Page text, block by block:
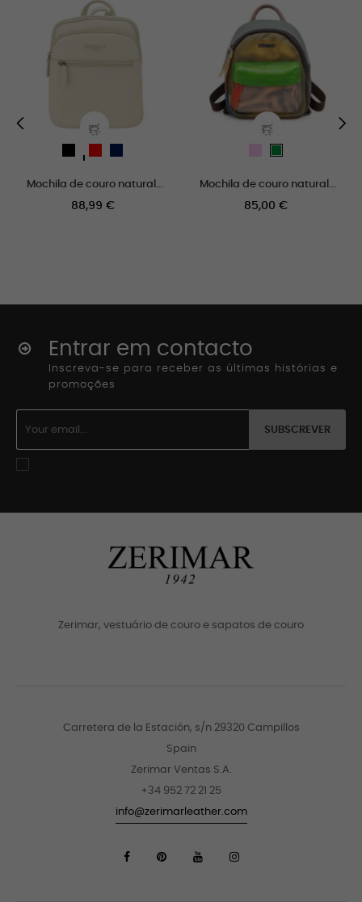
negrorojo azul_marino
Mochila de couro natural...
88,99 €
rosaverde
Mochila de couro natural...
85,00 €
Entrar em contacto
Inscreva-se para receber as últimas histórias e
promoções
SUBSCREVER
Zerimar, vestuário de couro e sapatos de couro
Carretera de la Estación, s/n 29320 Campillos
Spain
Zerimar Ventas S.A.
+34 952 72 21 25
info@zerimarleather.com